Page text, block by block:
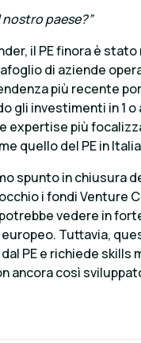
paese?”
il PE finora è
di aziende
più recente
gli investimenti in 1
expertise più
quello del PE in
spunto in chiusura
i fondi Venture
vedere in
Tuttavia,
PE e richiede skills
ancora così